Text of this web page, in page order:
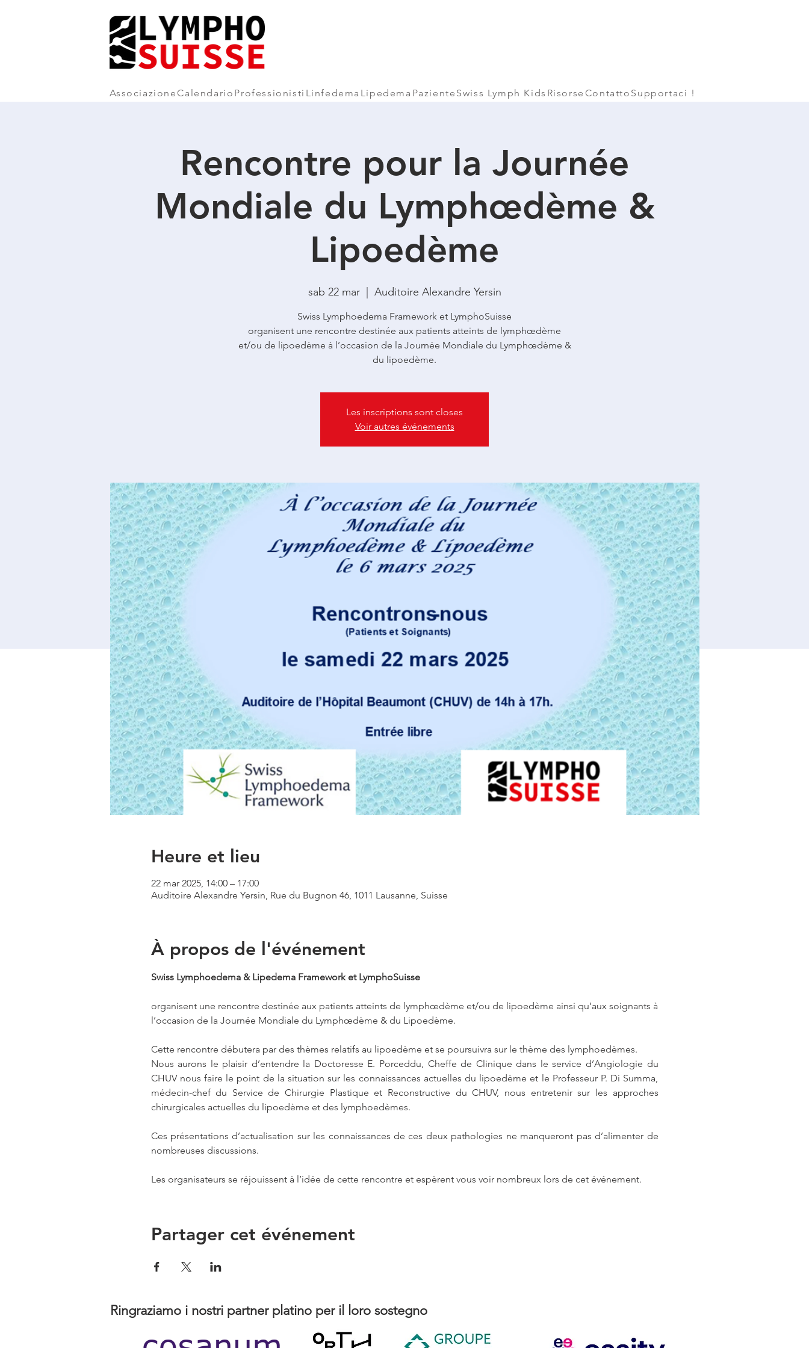
AssociazioneCalendario Professionisti Linfedema Lipedema Paziente Swiss Lymph Kids Risorse Contatto Supportaci !
Rencontre pour la Journée
Mondiale du Lymphœdème &
Lipoedème
sab 22 mar
  |
Auditoire Alexandre Yersin
Swiss Lymphoedema Framework et LymphoSuisse
organisent une rencontre destinée aux patients atteints de lymphœdème
et/ou de lipoedème à l’occasion de la Journée Mondiale du Lymphœdème &
Les inscriptions sont closes
Voir autres événements
Heure et lieu
22 mar 2025, 14:00 – 17:00
Auditoire Alexandre Yersin, Rue du Bugnon 46, 1011 Lausanne, Suisse
À propos de l'événement
Swiss Lymphoedema & Lipedema Framework et LymphoSuisse
organisent une rencontre destinée aux patients atteints de lymphœdème et/ou de lipoedème ainsi qu’aux soignants à
l’occasion de la Journée Mondiale du Lymphœdème & du Lipoedème.
Cette rencontre débutera par des thèmes relatifs au lipoedème et se poursuivra sur le thème des lymphoedèmes.
Nous aurons le plaisir d’entendre la Doctoresse E. Porceddu, Cheffe de Clinique dans le service d’Angiologie du
CHUV nous faire le point de la situation sur les connaissances actuelles du lipoedème et le Professeur P. Di Summa,
médecin-chef du Service de Chirurgie Plastique et Reconstructive du CHUV, nous entretenir sur les approches
chirurgicales actuelles du lipoedème et des lymphoedèmes.
Ces présentations d’actualisation sur les connaissances de ces deux pathologies ne manqueront pas d’alimenter de
nombreuses discussions.
Les organisateurs se réjouissent à l’idée de cette rencontre et espèrent vous voir nombreux lors de cet événement.
Partager cet événement
Ringraziamo i nostri partner platino per il loro sostegno